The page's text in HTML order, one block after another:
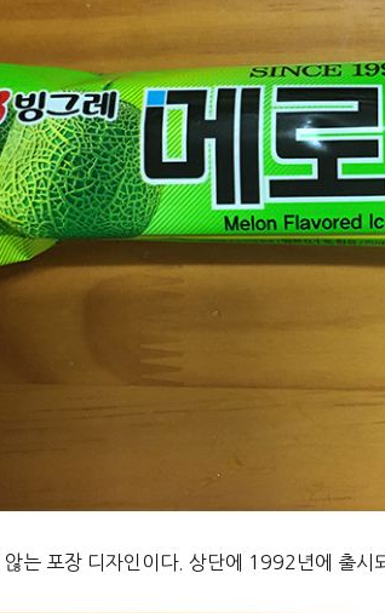
않는 포장 디자인이다. 상단에 1992년에 출시